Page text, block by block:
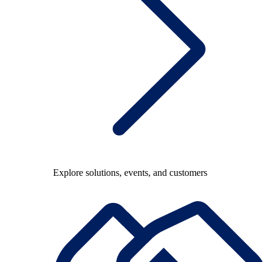
Explore solutions, events, and customers